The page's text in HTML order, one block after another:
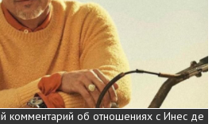
комментарий об отношениях с Инес де